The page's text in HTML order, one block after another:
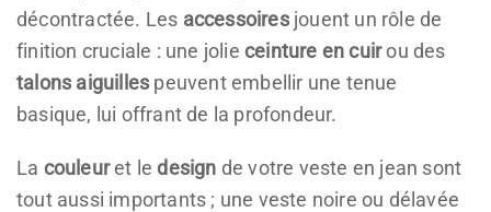
décontractée. Les accessoiresjouent un rôle de
finition cruciale : une jolie ceinture en cuirou des
talons aiguilles peuvent embellir une tenue
basique, lui offrant de la profondeur.
La couleuret ledesign de votre veste en jean sont
tout aussi importants ; une veste noire ou délavée